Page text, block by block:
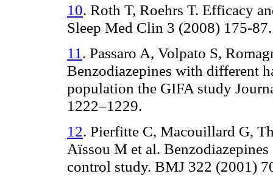
10. Roth T, Roehrs T. Efficacy
Sleep Med Clin 3 (2008) 175-87.
11 . Passaro A, Volpato S,
Benzodiazepines with different
population the GIFA study
1222–1229.
12. Pierfitte C, Macouillard G,
Aïssou M et al.
control study. BMJ 322 (2001)